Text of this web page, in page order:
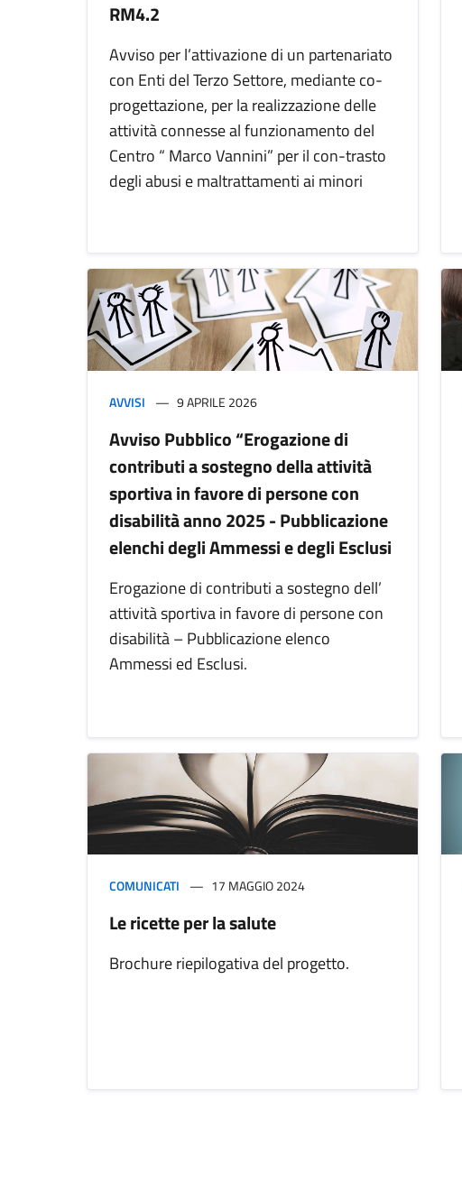
RM4.2
Avviso per l’attivazione di un partenariato
con Enti del Terzo Settore, mediante co-
progettazione, per la realizzazione delle
attività connesse al funzionamento del
Centro “ Marco Vannini” per il con-trasto
degli abusi e maltrattamenti ai minori
AVVISI 9 APRILE 2026
Avviso Pubblico “Erogazione di
contributi a sostegno della attività
sportiva in favore di persone con
disabilità anno 2025 - Pubblicazione
elenchi degli Ammessi e degli Esclusi
Erogazione di contributi a sostegno dell’
attività sportiva in favore di persone con
disabilità – Pubblicazione elenco
Ammessi ed Esclusi.
COMUNICATI 17 MAGGIO 2024
Le ricette per la salute
Brochure riepilogativa del progetto.